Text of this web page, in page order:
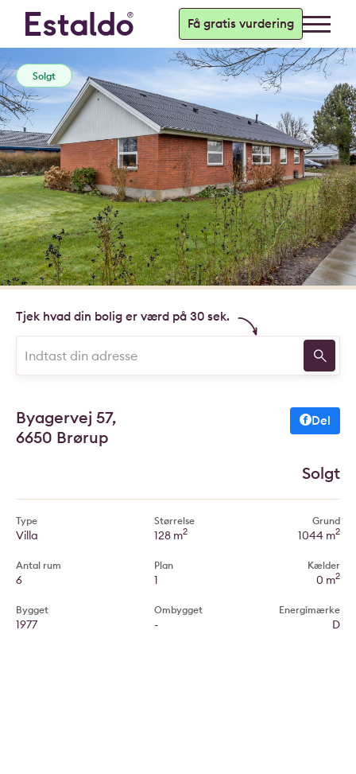
Få gratis vurdering
Solgt
Tjek hvad din bolig er værd på 30 sek.
Byagervej 57,
6650 Brørup
Del
Solgt
Type
Villa
Antal rum
6
Bygget
1977
Størrelse
128 m2
Plan
1
Ombygget
-
Grund
1044 m2
Kælder
0 m2
Energimærke
D